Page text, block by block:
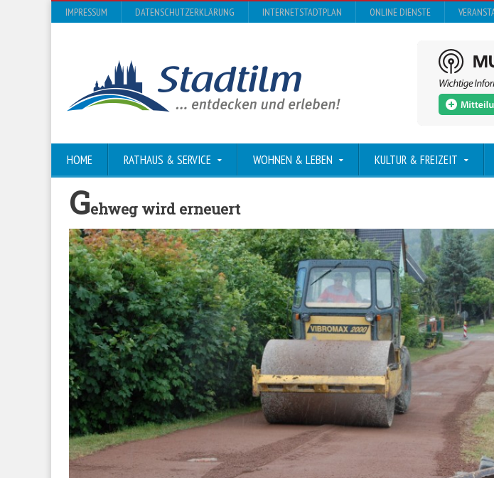
IMPRESSUM DATENSCHUTZERKLÄRUNG INTERNETSTADTPLAN ONLINE DIENSTE
HOME RATHAUS & SERVICE WOHNEN & LEBEN KULTUR & FREIZEIT
Gehweg wird erneuert